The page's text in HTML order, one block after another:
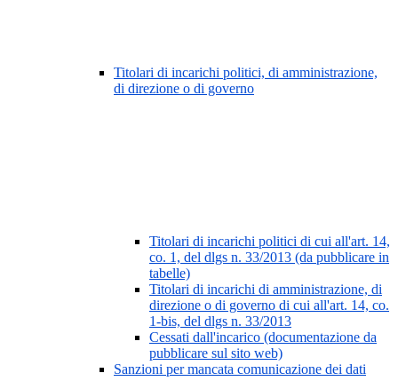
Titolari di incarichi politici, di amministrazione,
di direzione o di governo
Titolari di incarichi politici di cui all'art. 14,
co. 1, del dlgs n. 33/2013 (da pubblicare in
tabelle)
Titolari di incarichi di amministrazione, di
direzione o di governo di cui all'art. 14, co.
1-bis, del dlgs n. 33/2013
Cessati dall'incarico (documentazione da
pubblicare sul sito web)
Sanzioni per mancata comunicazione dei dati